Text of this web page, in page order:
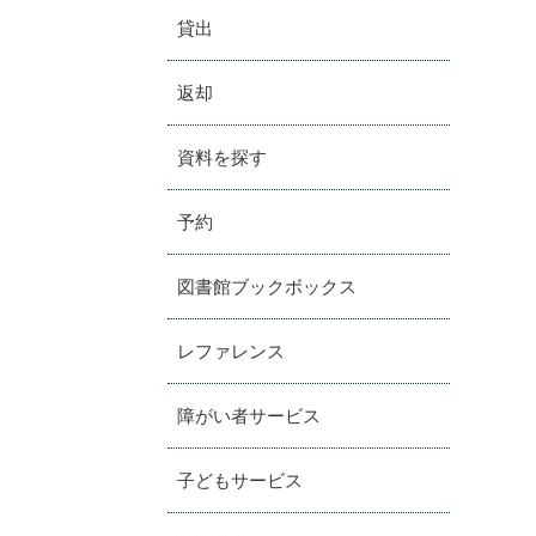
貸出
返却
資料を探す
予約
図書館ブックボックス
レファレンス
障がい者サービス
子どもサービス